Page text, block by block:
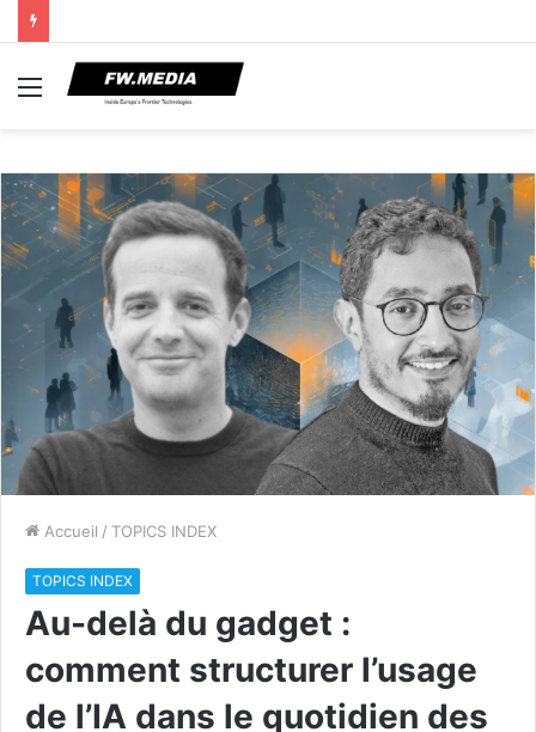
Menu
Accueil / TOPICS INDEX
TOPICS INDEX
Au-delà du gadget :
comment structurer l’usage
de l’IA dans le quotidien des